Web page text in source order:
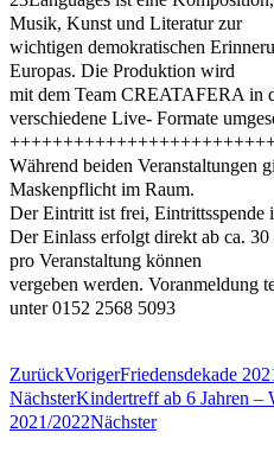
Musik, Kunst und Literatur zur
wichtigen demokratischen
Europas. Die Produktion wird
mit dem Team CREATAFERA in
verschiedene Live- Formate
Während beiden Veranstaltungen
Maskenpflicht im Raum.
Der Eintritt ist frei, Eintrittsspende
Der Einlass erfolgt direkt ab ca.
pro Veranstaltung können
vergeben werden. Voranmeldung
unter 0152 2568 5093
ZurückVorigerFriedensdekade
NächsterKindertreff ab 6 Jahren –
2021/2022Nächster